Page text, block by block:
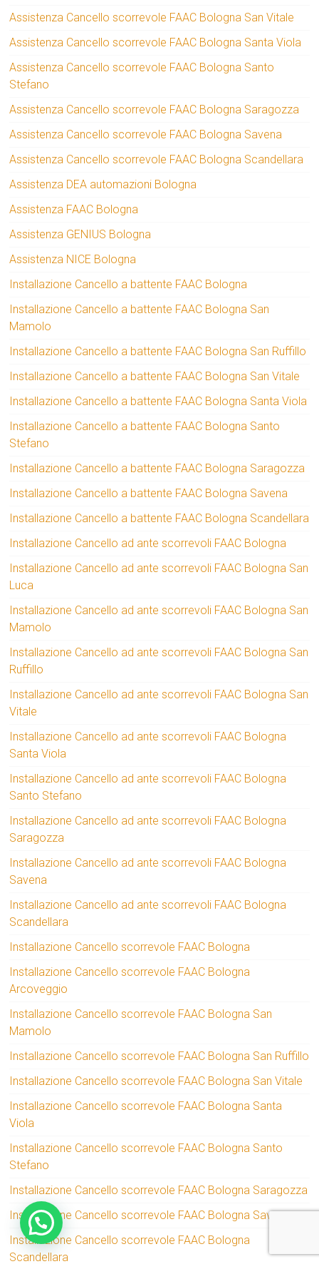
Assistenza Cancello scorrevole FAAC Bologna San Vitale
Assistenza Cancello scorrevole FAAC Bologna Santa Viola
Assistenza Cancello scorrevole FAAC Bologna Santo
Stefano
Assistenza Cancello scorrevole FAAC Bologna Saragozza
Assistenza Cancello scorrevole FAAC Bologna Savena
Assistenza Cancello scorrevole FAAC Bologna Scandellara
Assistenza DEA automazioni Bologna
Assistenza FAAC Bologna
Assistenza GENIUS Bologna
Assistenza NICE Bologna
Installazione Cancello a battente FAAC Bologna
Installazione Cancello a battente FAAC Bologna San
Mamolo
Installazione Cancello a battente FAAC Bologna San Ruffillo
Installazione Cancello a battente FAAC Bologna San Vitale
Installazione Cancello a battente FAAC Bologna Santa Viola
Installazione Cancello a battente FAAC Bologna Santo
Stefano
Installazione Cancello a battente FAAC Bologna Saragozza
Installazione Cancello a battente FAAC Bologna Savena
Installazione Cancello a battente FAAC Bologna Scandellara
Installazione Cancello ad ante scorrevoli FAAC Bologna
Installazione Cancello ad ante scorrevoli FAAC Bologna San
Luca
Installazione Cancello ad ante scorrevoli FAAC Bologna San
Mamolo
Installazione Cancello ad ante scorrevoli FAAC Bologna San
Ruffillo
Installazione Cancello ad ante scorrevoli FAAC Bologna San
Vitale
Installazione Cancello ad ante scorrevoli FAAC Bologna
Santa Viola
Installazione Cancello ad ante scorrevoli FAAC Bologna
Santo Stefano
Installazione Cancello ad ante scorrevoli FAAC Bologna
Saragozza
Installazione Cancello ad ante scorrevoli FAAC Bologna
Savena
Installazione Cancello ad ante scorrevoli FAAC Bologna
Scandellara
Installazione Cancello scorrevole FAAC Bologna
Installazione Cancello scorrevole FAAC Bologna
Arcoveggio
Installazione Cancello scorrevole FAAC Bologna San
Mamolo
Installazione Cancello scorrevole FAAC Bologna San Ruffillo
Installazione Cancello scorrevole FAAC Bologna San Vitale
Installazione Cancello scorrevole FAAC Bologna Santa
Viola
Installazione Cancello scorrevole FAAC Bologna Santo
Stefano
Installazione Cancello scorrevole FAAC Bologna Saragozza
Installazione Cancello scorrevole FAAC Bologna Savena
Installazione Cancello scorrevole FAAC Bologna
Scandellara